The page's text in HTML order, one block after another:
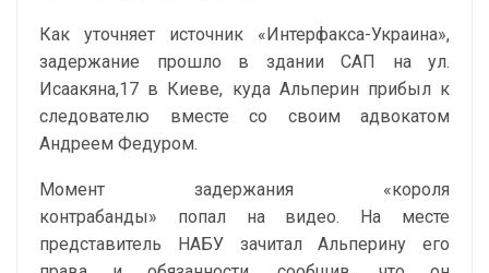
Как уточняет источник «Интерфакса-Украина»,
задержание прошло в здании САП на ул.
Исаакяна,17 в Киеве, куда Альперин прибыл к
следователю вместе со своим адвокатом
Андреем Федуром.
Момент задержания «короля
контрабанды» попал на видео. На месте
представитель НАБУ зачитал Альперину его